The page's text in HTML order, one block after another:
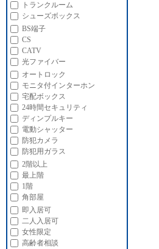
トランクルーム
シューズボックス
BS端子
CS
CATV
光ファイバー
オートロック
モニタ付インターホン
宅配ボックス
24時間セキュリティ
ディンプルキー
電動シャッター
防犯カメラ
防犯用ガラス
2階以上
最上階
1階
角部屋
即入居可
二人入居可
女性限定
高齢者相談